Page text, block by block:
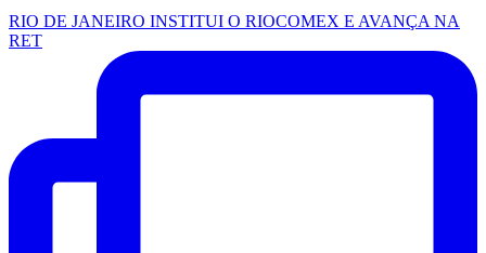
RIO DE JANEIRO INSTITUI O RIOCOMEX E AVANÇA NA
RET